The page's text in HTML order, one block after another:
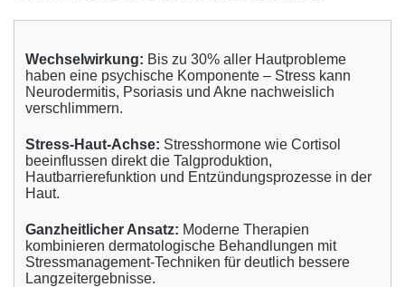
Wechselwirkung: Bis zu 30% aller Hautprobleme
haben eine psychische Komponente – Stress kann
Neurodermitis, Psoriasis und Akne nachweislich
verschlimmern.
Stress-Haut-Achse: Stresshormone wie Cortisol
beeinflussen direkt die Talgproduktion,
Hautbarrierefunktion und Entzündungsprozesse in der
Haut.
Ganzheitlicher Ansatz: Moderne Therapien
kombinieren dermatologische Behandlungen mit
Stressmanagement-Techniken für deutlich bessere
Langzeitergebnisse.